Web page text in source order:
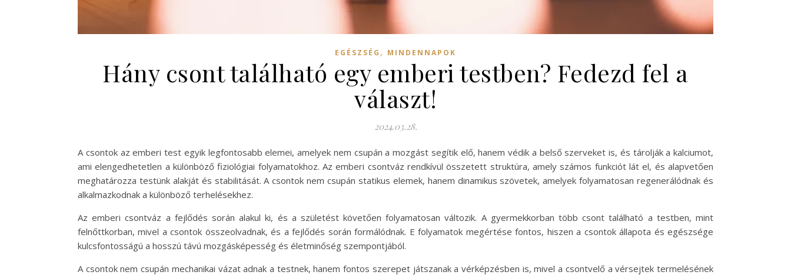
EGÉSZSÉG , MINDENNAPOK
Hány csont található egy emberi testben? Fedezd fel a
választ!
2024.03.28.
A csontok az emberi test egyik legfontosabb elemei, amelyek nem csupán a mozgást segítik elő, hanem védik a belső szerveket is, és tárolják a kalciumot,
ami elengedhetetlen a különböző fiziológiai folyamatokhoz. Az emberi csontváz rendkívül összetett struktúra, amely számos funkciót lát el, és alapvetően
meghatározza testünk alakját és stabilitását. A csontok nem csupán statikus elemek, hanem dinamikus szövetek, amelyek folyamatosan regenerálódnak és
alkalmazkodnak a különböző terhelésekhez.
Az emberi csontváz a fejlődés során alakul ki, és a születést követően folyamatosan változik. A gyermekkorban több csont található a testben, mint
felnőttkorban, mivel a csontok összeolvadnak, és a fejlődés során formálódnak. E folyamatok megértése fontos, hiszen a csontok állapota és egészsége
kulcsfontosságú a hosszú távú mozgásképesség és életminőség szempontjából.
A csontok nem csupán mechanikai vázat adnak a testnek, hanem fontos szerepet játszanak a vérképzésben is, mivel a csontvelő a vérsejtek termelésének